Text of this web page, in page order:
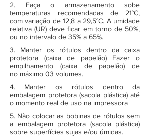
2. Faça o armazenamento sobe
temperaturas recomendadas de 21°C,
com variação de 12,8 a 29,5°C. A umidade
relativa (UR) deve ficar em torno de 50%,
ou no intervalo de 35% a 65%.
3. Manter os rótulos dentro da caixa
protetora (caixa de papelão) Fazer o
empilhamento (caixa de papelão) de
no máximo 03 volumes.
4. Manter os rótulos dentro da
embalagem protetora (sacola plástica) até
o momento real de uso na impressora
5. Não colocar as bobinas de rótulos sem
a embalagem protetora (sacola plástica)
sobre superfícies sujas e/ou úmidas.